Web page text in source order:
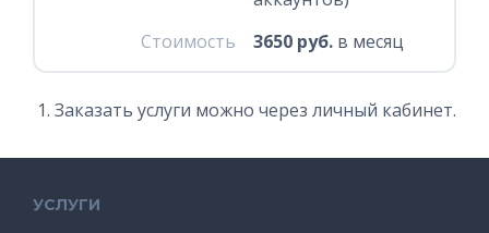
Стоимость
3650 руб.в месяц
Заказать услуги можно через личный кабинет.
УСЛУГИ